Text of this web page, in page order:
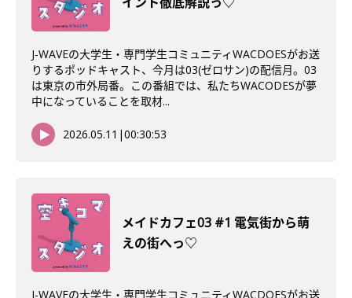
J-WAVEの大学生・専門学生コミュニティWACDOESがお送
りするポッドキャスト、今月は03(ゼロサン)の配信月。03
は東京の市外局番。この番組では、私たちWACODESが夢
中になっていることを取材...
2026.05.11 |00:30:53
メイドカフェ03 #1 電気街から萌
えの街へっ♡
J-WAVEの大学生・専門学生コミュニティWACDOESがお送